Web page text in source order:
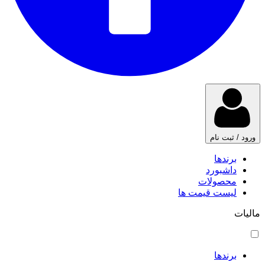
ورود / ثبت نام
برندها
داشبورد
محصولات
لیست قیمت ها
مالیات
برندها